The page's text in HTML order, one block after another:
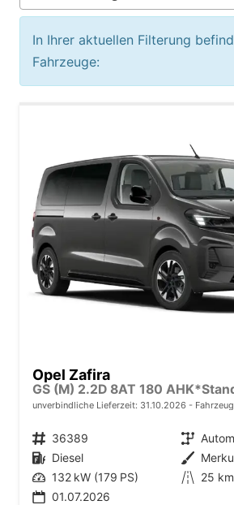
In Ihrer aktuellen Filterung
Fahrzeuge:
Opel Zafira
unverbindliche Lieferzeit: 31.10.2026
Fahrzeugnr. 36389 Getriebe
Kraftstoff Diesel Außenfarbe
Leistung 132 kW (179 PS) Kilometerstand 25 km
01.07.2026